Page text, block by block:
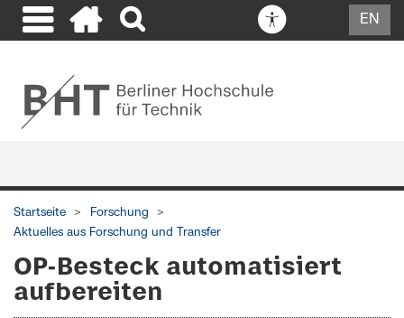
EN
Startseite
Forschung
Aktuelles aus Forschung und Transfer
OP-Besteck automatisiert
aufbereiten